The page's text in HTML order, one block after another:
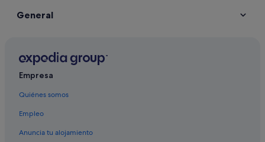
General
Empresa
Quiénes somos
Empleo
Anuncia tu alojamiento